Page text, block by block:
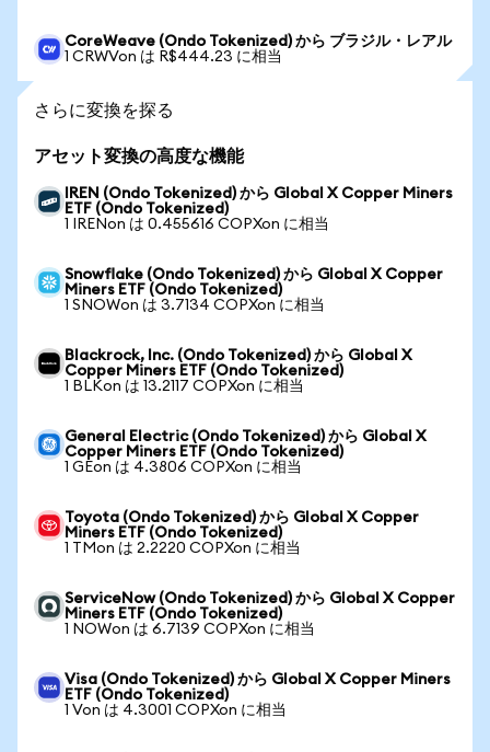
CoreWeave (Ondo Tokenized) から ブラジル・レアル
1 CRWVon は R$444.23 に相当
さらに変換を探る
アセット変換の高度な機能
IREN (Ondo Tokenized) から Global X Copper Miners
ETF (Ondo Tokenized)
1 IRENon は 0.455616 COPXon に相当
Snowflake (Ondo Tokenized) から Global X Copper
Miners ETF (Ondo Tokenized)
1 SNOWon は 3.7134 COPXon に相当
Blackrock, Inc. (Ondo Tokenized) から Global X
Copper Miners ETF (Ondo Tokenized)
1 BLKon は 13.2117 COPXon に相当
General Electric (Ondo Tokenized) から Global X
Copper Miners ETF (Ondo Tokenized)
1 GEon は 4.3806 COPXon に相当
Toyota (Ondo Tokenized) から Global X Copper
Miners ETF (Ondo Tokenized)
1 TMon は 2.2220 COPXon に相当
ServiceNow (Ondo Tokenized) から Global X Copper
Miners ETF (Ondo Tokenized)
1 NOWon は 6.7139 COPXon に相当
Visa (Ondo Tokenized) から Global X Copper Miners
ETF (Ondo Tokenized)
1 Von は 4.3001 COPXon に相当